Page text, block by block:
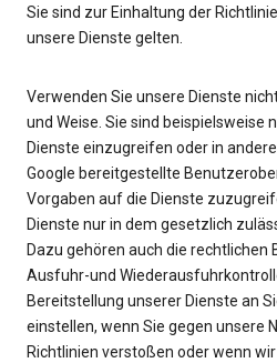
Sie sind zur Einhaltung der
unsere Dienste gelten.
Verwenden Sie unsere Dienste
und Weise. Sie sind beispielsweise
Dienste einzugreifen oder in
Google bereitgestellte
Vorgaben auf die Dienste
Dienste nur in dem gesetzlich
Dazu gehören auch die
Ausfuhr-und
Bereitstellung unserer Dienste an
einstellen, wenn Sie gegen unsere
Richtlinien verstoßen oder wenn